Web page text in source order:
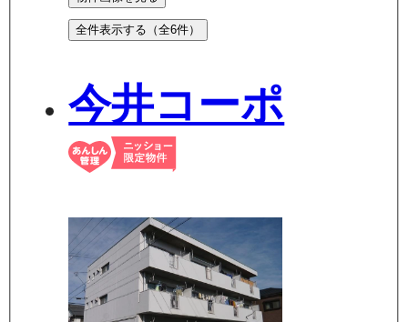
全件表示する（全6件）
今井コーポ